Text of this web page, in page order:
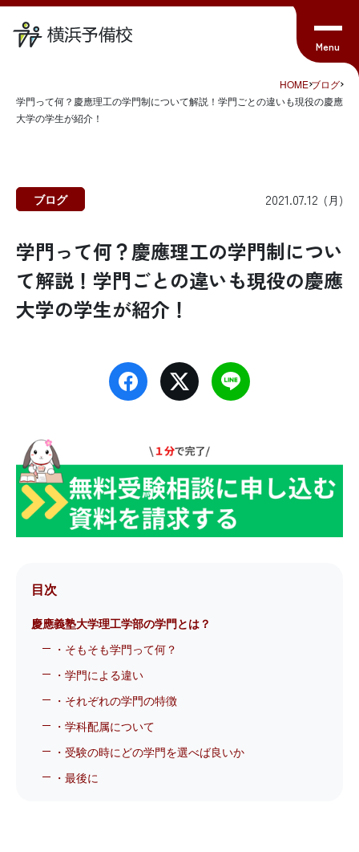
HOME ブログ
学門って何？慶應理工の学門制について解説！学門ごとの違いも現役の慶應
大学の学生が紹介！
ブログ 2021.07.12 (月)
学門って何？慶應理工の学門制につい
て解説！学門ごとの違いも現役の慶應
大学の学生が紹介！
目次
慶應義塾大学理工学部の学門とは？
・そもそも学門って何？
・学門による違い
・それぞれの学門の特徴
・学科配属について
・受験の時にどの学門を選べば良いか
・最後に